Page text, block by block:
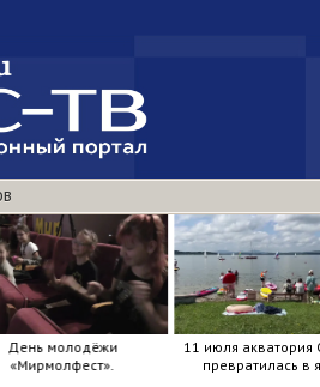
День молодёжи
«Мирмолфест».
11 июля акватория
превратилась в